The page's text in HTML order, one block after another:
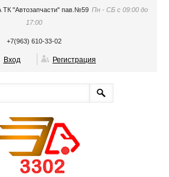
ТК "Автозапчасти" пав.№59 Пн - СБ с 09:00 до
17:00
+7(963) 610-33-02
Вход Регистрация